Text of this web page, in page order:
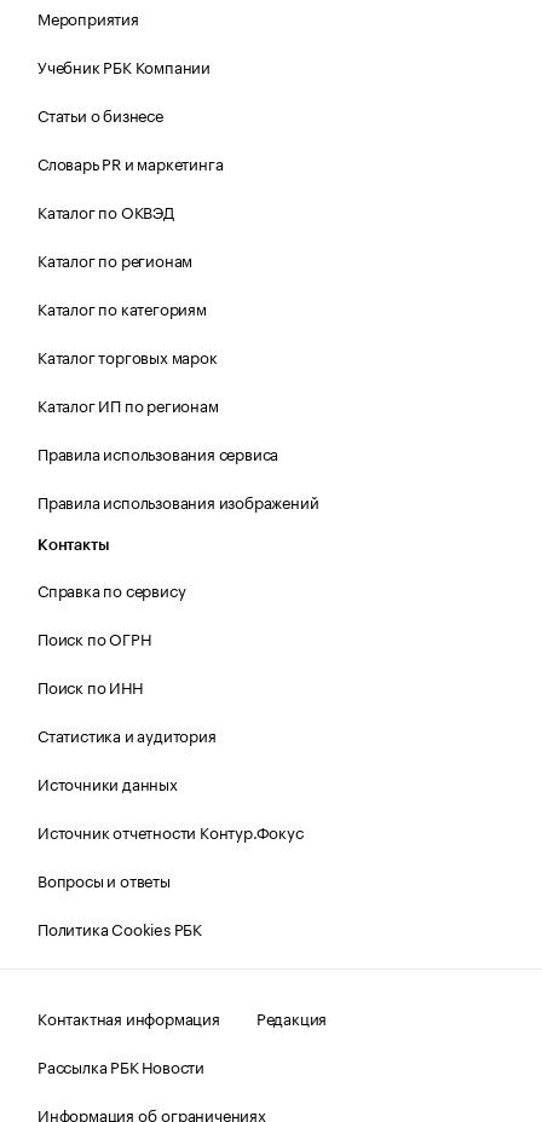
Мероприятия
Учебник РБК Компании
Статьи о бизнесе
Словарь PR и маркетинга
Каталог по ОКВЭД
Каталог по регионам
Каталог по категориям
Каталог торговых марок
Каталог ИП по регионам
Правила использования сервиса
Правила использования изображений
Контакты
Справка по сервису
Поиск по ОГРН
Поиск по ИНН
Статистика и аудитория
Источники данных
Источник отчетности Контур.Фокус
Вопросы и ответы
Политика Cookies РБК
Контактная информация
Редакция
Рассылка РБК Новости
Информация об ограничениях